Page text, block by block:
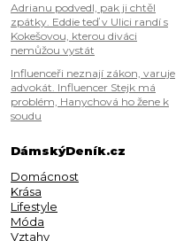
Adrianu podvedl, pak ji chtěl
zpátky. Eddie teď v Ulici randí s
Kokešovou, kterou diváci
nemůžou vystát
Influenceři neznají zákon, varuje
advokát. Influencer Stejk má
problém, Hanychová ho žene k
soudu
DámskýDeník.cz
Domácnost
Krása
Lifestyle
Móda
Vztahy